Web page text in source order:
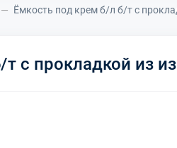
Ёмкость под крем б/л б/т с
с прокладкой из